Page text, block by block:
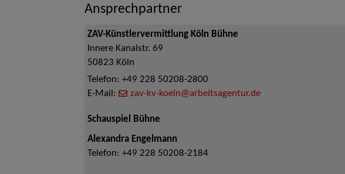
Ansprechpartner
ZAV-Künstlervermittlung Köln Bühne
Innere Kanalstr. 69
50823 Köln
Telefon: +49 228 50208-2800
E-Mail:
zav-kv-koeln@arbeitsagentur.de
Schauspiel Bühne
Alexandra Engelmann
Telefon: +49 228 50208-2184